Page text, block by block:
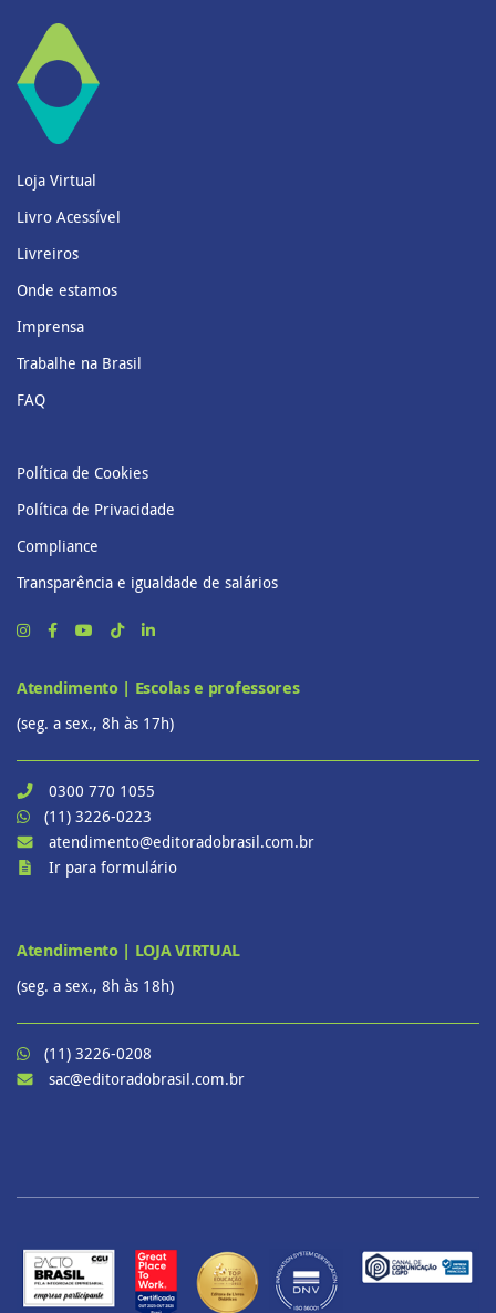
Loja Virtual
Livro Acessível
Livreiros
Onde estamos
Imprensa
Trabalhe na Brasil
FAQ
Política de Cookies
Política de Privacidade
Compliance
Transparência e igualdade de salários
Atendimento | Escolas e professores
(seg. a sex., 8h às 17h)
0300 770 1055
(11) 3226-0223
atendimento@editoradobrasil.com.br
Ir para formulário
Atendimento | LOJA VIRTUAL
(seg. a sex., 8h às 18h)
(11) 3226-0208
sac@editoradobrasil.com.br